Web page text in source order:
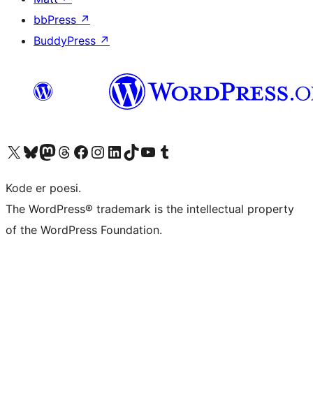
bbPress ↗
BuddyPress ↗
Besøk vår konto på X Visit our Bluesky account
Besøk vår Mastodon-konto
Visit our Threads account
Besøk vår Facebook-sideBesøk vår Instagram-konto
Besøk vår LinkedIn-konto
Visit our TikTok account
Visit our YouTube channel
Visit our Tumblr account
Kode er poesi.
The WordPress® trademark is the intellectual property
of the WordPress Foundation.